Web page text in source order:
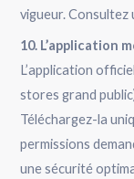
vigueur. Consultez
10. L’application
L’application
stores grand
Téléchargez-la
permissions
une sécurité